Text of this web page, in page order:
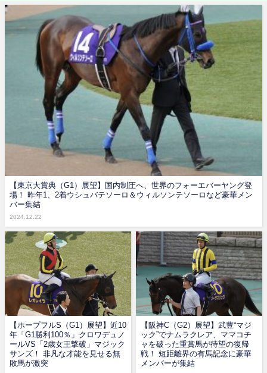
【東京大賞典（G1）展望】国内制圧へ、世界のフォーエバーヤング登
場！ 昨年1、2着ウシュバテソーロ＆ウィルソンテソーロなど豪華メン
バー集結
2024.12.22
【ホープフルS（G1）展望】近10
年「G1勝利100％」クロワデュノ
ールVS「2歳女王撃破」マジック
サンズ！ 非凡な才能を見せる無
敗馬が激突
【阪神C（G2）展望】武豊“マジ
ック”でナムラクレア、ママコチ
ャを破った重賞馬が待望の復帰
戦！ 短距離界の有馬記念に豪華
メンバーが集結